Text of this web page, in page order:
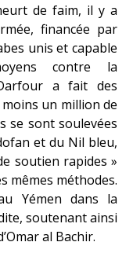
de faim, il y a
financée par
unis et capable
contre la
a fait des
un million de
se sont soulevées
et du Nil bleu,
soutien rapides »
mêmes méthodes.
Yémen dans la
soutenant ainsi
al Bachir.